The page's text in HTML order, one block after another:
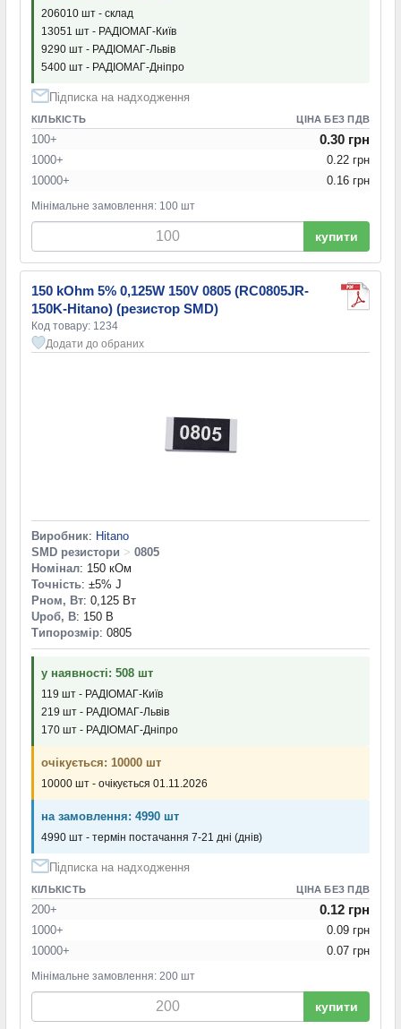
206010 шт - склад
13051 шт - РАДІОМАГ-Київ
9290 шт - РАДІОМАГ-Львів
5400 шт - РАДІОМАГ-Дніпро
Підписка на надходження
КІЛЬКІСТЬ ЦІНА БЕЗ ПДВ
100+ 0.30 грн
1000+
0.22 грн
10000+
0.16 грн
Мінімальне замовлення: 100 шт
купити
150 kOhm 5% 0,125W 150V 0805 (RC0805JR-
150K-Hitano) (резистор SMD)
Код товару: 1234
Додати до обраних
Виробник: Hitano
SMD резистори > 0805
Номінал: 150 кОм
Точність: ±5% J
Pном, Вт: 0,125 Вт
Uроб, В: 150 В
Типорозмір: 0805
у наявності: 508 шт
119 шт - РАДІОМАГ-Київ
219 шт - РАДІОМАГ-Львів
170 шт - РАДІОМАГ-Дніпро
очікується: 10000 шт
10000 шт - очікується 01.11.2026
на замовлення: 4990 шт
4990 шт - термін постачання 7-21 дні (днів)
Підписка на надходження
КІЛЬКІСТЬ ЦІНА БЕЗ ПДВ
200+ 0.12 грн
1000+
0.09 грн
10000+
0.07 грн
Мінімальне замовлення: 200 шт
купити